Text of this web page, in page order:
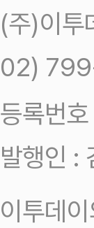
(주)이
02)
등록번
발행인 :
이투데